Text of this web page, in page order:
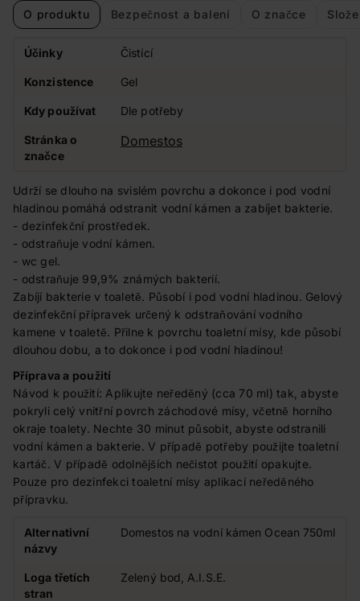
O produktu Bezpečnost a balení O značce
Účinky Čistící
Konzistence Gel
Kdy používat Dle potřeby
Stránka o
značce
Domestos
Udrží se dlouho na svislém povrchu a dokonce i pod vodní
hladinou pomáhá odstranit vodní kámen a zabíjet bakterie.
- dezinfekční prostředek.
- odstraňuje vodní kámen.
- wc gel.
- odstraňuje 99,9% známých bakterií.
Zabíjí bakterie v toaletě. Působí i pod vodní hladinou. Gelový
dezinfekční přípravek určený k odstraňování vodního
kamene v toaletě. Přilne k povrchu toaletní mísy, kde působí
dlouhou dobu, a to dokonce i pod vodní hladinou!
Příprava a použití
Návod k použití: Aplikujte neředěný (cca 70 ml) tak, abyste
pokryli celý vnitřní povrch záchodové mísy, včetně horního
okraje toalety. Nechte 30 minut působit, abyste odstranili
vodní kámen a bakterie. V případě potřeby použijte toaletní
kartáč. V případě odolnějších nečistot použití opakujte.
Pouze pro dezinfekci toaletní mísy aplikací neředěného
přípravku.
Alternativní
názvy
Domestos na vodní kámen Ocean 750ml
Loga třetích
stran
Zelený bod, A.I.S.E.